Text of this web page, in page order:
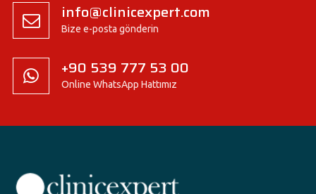
info@clinicexpert.com
Bize e-posta gönderin
+90 539 777 53 00
Online WhatsApp Hattımız